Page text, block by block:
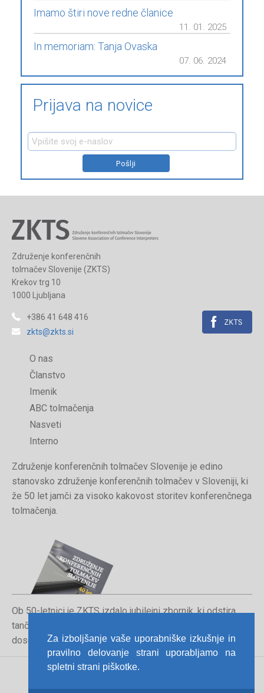
Za izboljšanje vaše uporabniške izkušnje in
pravilno delovanje strani uporabljamo na
spletni strani piškotke.
Imamo štiri nove redne članice
11. 01. 2025
In memoriam: Tanja Ovaska
07. 06. 2024
Prijava na novice
Združenje konferenčnih
tolmačev Slovenije (ZKTS)
Krekov trg 10
1000 Ljubljana
+386 41 648 416
zkts@zkts.si
O nas
Članstvo
Imenik
ABC tolmačenja
Nasveti
Interno
Združenje konferenčnih tolmačev Slovenije je edino
stanovsko združenje konferenčnih tolmačev v Sloveniji, ki
že 50 let jamči za visoko kakovost storitev konferenčnega
tolmačenja.
Ob 50-letnici je ZKTS izdalo jubilejni zbornik, ki odstira
tančice poklica konferenčnega tolmača in orisuje
dosedanjo pot združenja.
Pravno obvestilo